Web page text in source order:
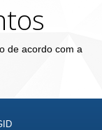
de acordo com a